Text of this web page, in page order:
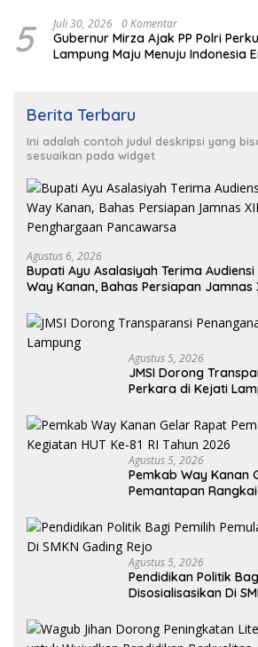
5 Juli 30, 2026 0 Komentar
Gubernur Mirza Ajak PP Polri
Lampung Maju Menuju Indonesia
Berita Terbaru
Ini adalah contoh judul deskripsi yang
sesuaikan pada widget
Agustus 6, 2026
Bupati Ayu Asalasiyah Terima
Way Kanan, Bahas Persiapan Jamnas
Agustus 5, 2026
JMSI Dorong
Perkara di Kejati
Agustus 5, 2026
Pemkab Way Kanan
Pemantapan
Agustus 5, 2026
Pendidikan Politik
Disosialisasikan Di